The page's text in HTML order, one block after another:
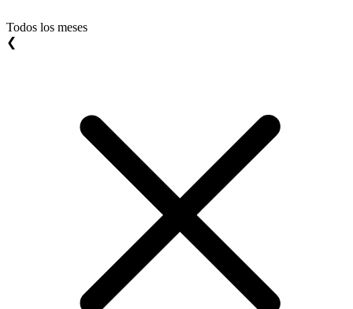
Todos los meses
❮